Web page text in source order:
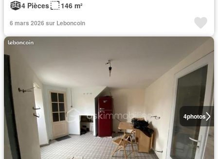
4 Pièces
146 m²
6 mars 2026 sur Leboncoin
4photos